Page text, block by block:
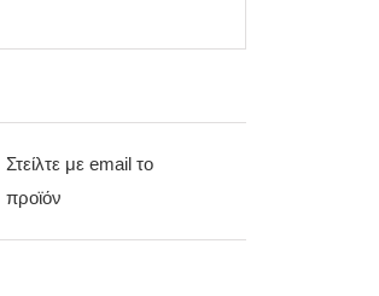
Στείλτε με email το
προϊόν